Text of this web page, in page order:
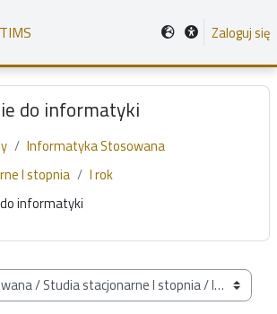
Zaloguj się
do informatyki
Informatyka Stosowana
I stopnia
I rok
informatyki